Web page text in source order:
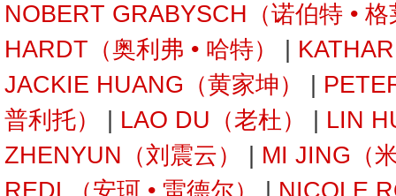
NOBERT GRABYSCH（诺伯特 •
HARDT（奥利弗 • 哈特）
JACKIE HUANG（黄家坤）
普利托）
LAO DU（老杜）
LIN
ZHENYUN（刘震云）
MI JING（
REDL（安珂 • 雷德尔）
NICOLE